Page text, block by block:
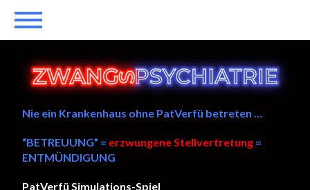
Nie ein Krankenhaus ohne PatVerfü betreten …
“BETREUUNG” = erzwungene Stellvertretung =
ENTMÜNDIGUNG
PatVerfü Simulations-Spiel